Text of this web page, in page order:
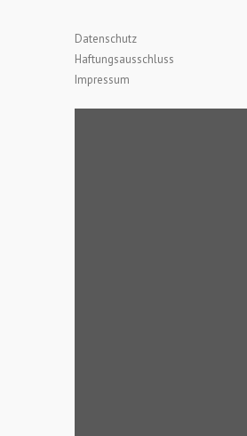
Datenschutz
Haftungsausschluss
Impressum